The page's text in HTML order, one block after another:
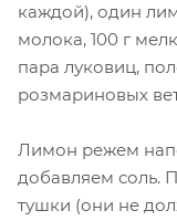
каждой), один
молока, 100 г
пара луковиц,
розмариновых
Лимон режем
добавляем соль.
тушки (они не